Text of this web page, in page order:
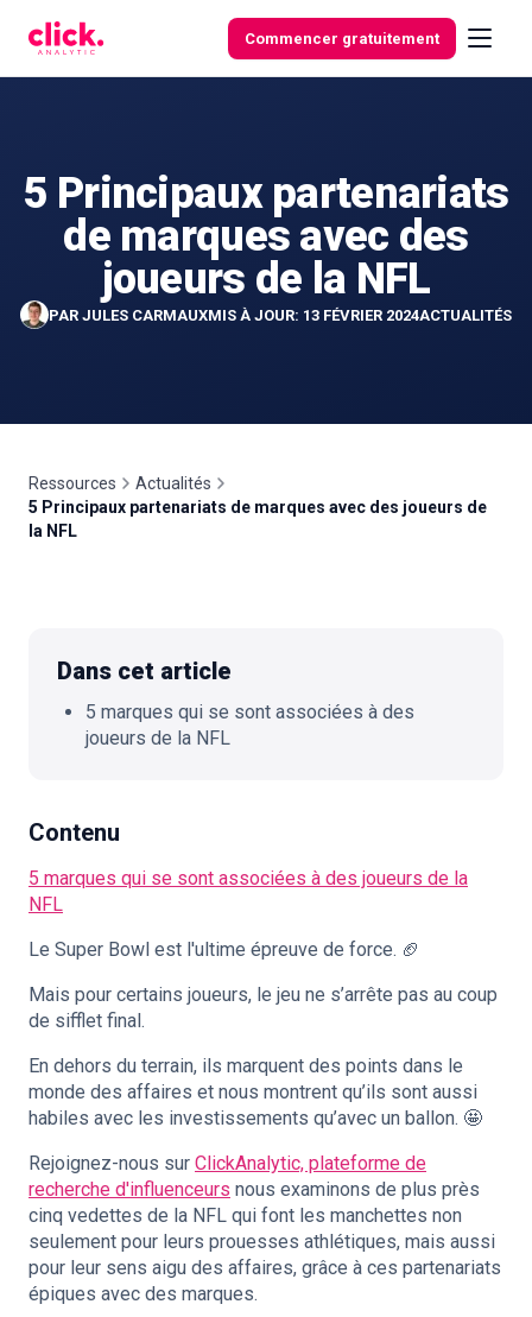
Commencer gratuitement
Fonctionnalités
Outils
gratuits
5 Principaux partenariats
de marques avec des
joueurs de la NFL
PAR JULES CARMAUXMIS À JOUR: 13 FÉVRIER 2024ACTUALITÉS
Ressources
Actualités
5 Principaux partenariats de marques avec des joueurs de
la NFL
Dans cet article
5 marques qui se sont associées à des
joueurs de la NFL
Contenu
5 marques qui se sont associées à des joueurs de la
NFL
Le Super Bowl est l'ultime épreuve de force. 🏈
Mais pour certains joueurs, le jeu ne s’arrête pas au coup
de sifflet final.
En dehors du terrain, ils marquent des points dans le
monde des affaires et nous montrent qu’ils sont aussi
habiles avec les investissements qu’avec un ballon. 🤩
Rejoignez-nous sur ClickAnalytic, plateforme de
recherche d'influenceurs nous examinons de plus près
cinq vedettes de la NFL qui font les manchettes non
seulement pour leurs prouesses athlétiques, mais aussi
pour leur sens aigu des affaires, grâce à ces partenariats
épiques avec des marques.